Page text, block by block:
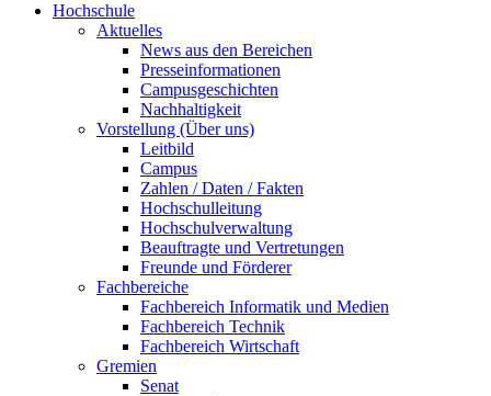
Hochschule
Aktuelles
News aus den Bereichen
Presseinformationen
Campusgeschichten
Nachhaltigkeit
Vorstellung (Über uns)
Leitbild
Campus
Zahlen / Daten / Fakten
Hochschulleitung
Hochschulverwaltung
Beauftragte und Vertretungen
Freunde und Förderer
Fachbereiche
Fachbereich Informatik und Medien
Fachbereich Technik
Fachbereich Wirtschaft
Gremien
Senat